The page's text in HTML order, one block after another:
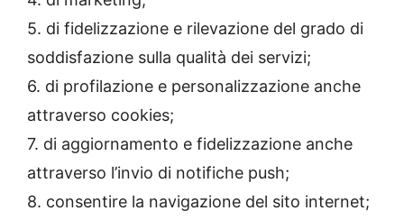
5. di fidelizzazione e rilevazione del grado di
soddisfazione sulla qualità dei servizi;
6. di profilazione e personalizzazione anche
attraverso cookies;
7. di aggiornamento e fidelizzazione anche
attraverso l’invio di notifiche push;
8. consentire la navigazione del sito internet;